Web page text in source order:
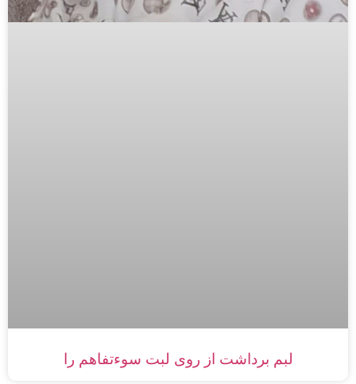
لبم برداشت از روی لبت سوءتفاهم را